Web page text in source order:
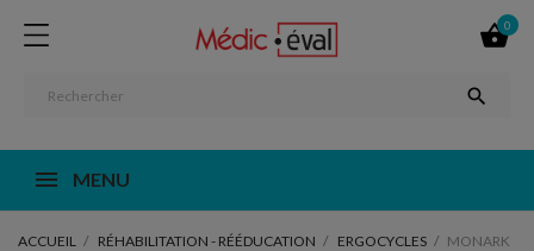

0

MENU
ACCUEIL RÉHABILITATION - RÉÉDUCATION ERGOCYCLES
MONARK